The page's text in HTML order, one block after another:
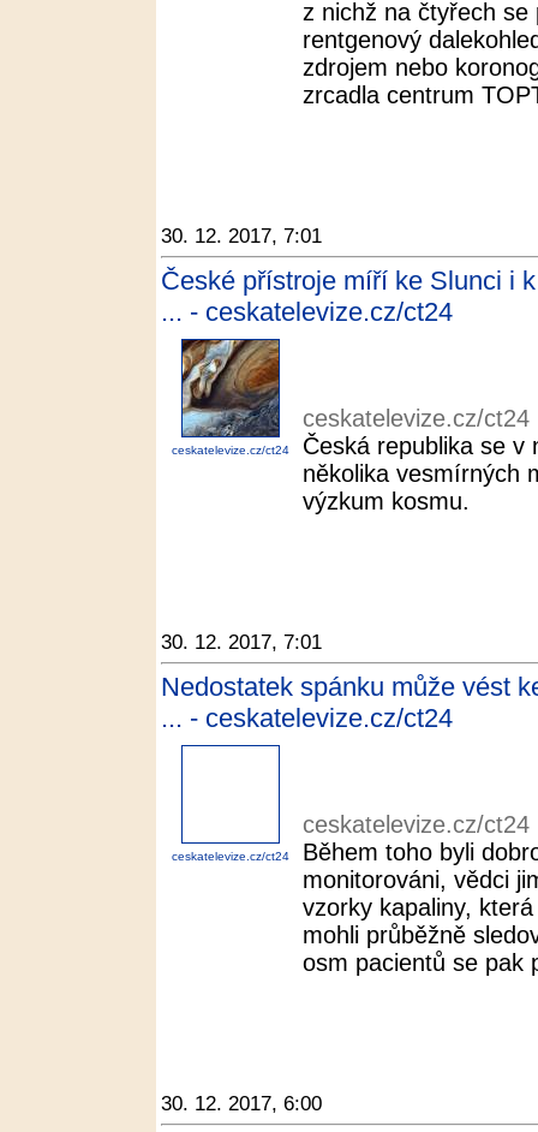
z nichž na čtyřech
rentgenový
zdrojem nebo
zrcadla centrum
30. 12. 2017, 7:01
České přístroje míří ke Slunci i
... - ceskatelevize.cz/ct24
ceskatelevize.cz/ct24
ceskatelevize.cz/ct24
Česká republika se
několika vesmírných
výzkum kosmu.
30. 12. 2017, 7:01
Nedostatek spánku může vést
... - ceskatelevize.cz/ct24
ceskatelevize.cz/ct24
ceskatelevize.cz/ct24
Během toho byli
monitorováni, vědci
vzorky kapaliny,
mohli průběžně
osm pacientů se pak
30. 12. 2017, 6:00